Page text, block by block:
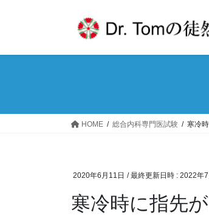
HOME 総合内科専門医試験 寒冷
2020年6月11日 / 最終更新日時 : 2022年7
寒冷時に指先